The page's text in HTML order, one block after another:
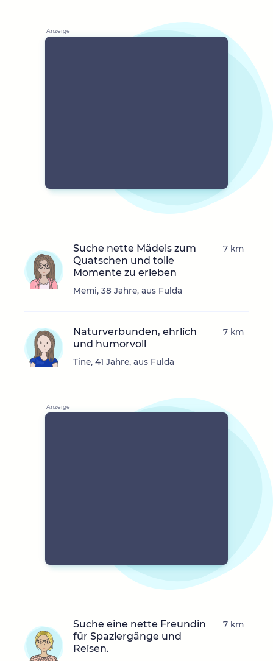
Suche nette Mädels zum
Quatschen und tolle
Momente zu erleben
Memi, 38 Jahre, aus Fulda
7 km
Naturverbunden, ehrlich
und humorvoll
Tine, 41 Jahre, aus Fulda
7 km
Suche eine nette Freundin
für Spaziergänge und
Reisen.
7 km